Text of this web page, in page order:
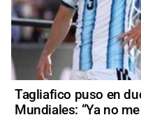
Tagliafico puso en
Mundiales: “Ya no